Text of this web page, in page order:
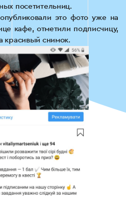
посетительниц.
это фото уже на
кафе, отметили подписчицу,
красивый снимок.